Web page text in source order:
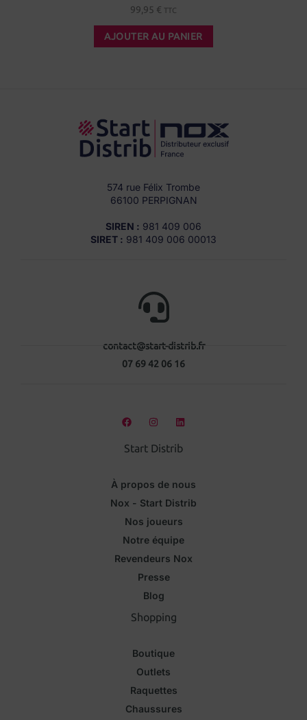
99,95 € TTC
AJOUTER AU PANIER
574 rue Félix Trombe
66100 PERPIGNAN
SIREN : 981 409 006
SIRET : 981 409 006 00013
contact@start-distrib.fr
07 69 42 06 16
Start Distrib
À propos de nous
Nox - Start Distrib
Nos joueurs
Notre équipe
Revendeurs Nox
Presse
Blog
Shopping
Boutique
Outlets
Raquettes
Chaussures